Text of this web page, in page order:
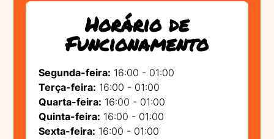
Horário de
Funcionamento
Segunda-feira: 16:00 - 01:00
Terça-feira: 16:00 - 01:00
Quarta-feira: 16:00 - 01:00
Quinta-feira: 16:00 - 01:00
Sexta-feira: 16:00 - 01:00